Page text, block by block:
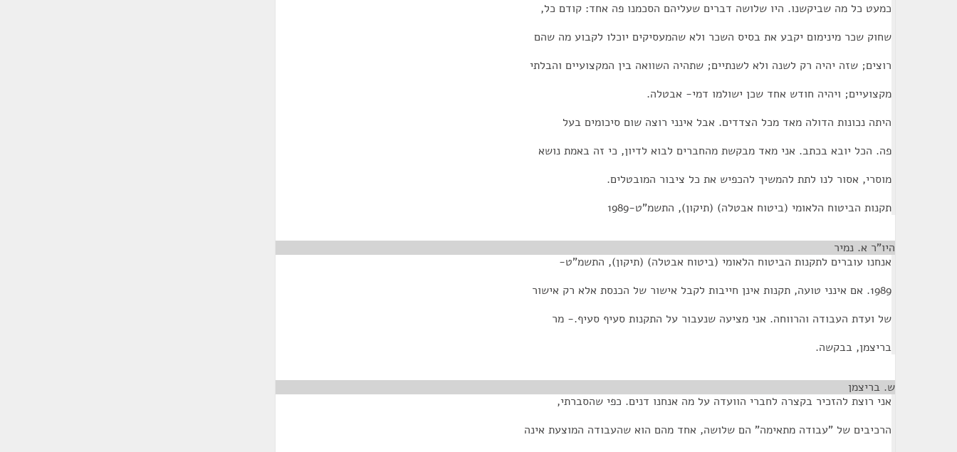
כמעט כל מה שביקשנו. היו שלושה דברים שעליהם הסכמנו פה אחד: קודם כל,
שחוק שכר מינימום יקבע את בסיס השכר ולא שהמעסיקים יוכלו לקבוע מה שהם
רוצים; שזה יהיה רק לשנה ולא לשנתיים; שתהיה השוואה בין המקצועיים והבלתי
מקצועיים; ויהיה חודש אחד שכן ישולמו דמי- אבטלה.
היתה נכונות הדולה מאד מכל הצדדים. אבל אינני רוצה שום סיכומים בעל
פה. הכל יובא בכתב. אני מאד מבקשת מהחברים לבוא לדיון, כי זה באמת נושא
מוסרי, אסור לנו לתת להמשיך להכפיש את כל ציבור המובטלים.
תקנות הביטוח הלאומי (ביטוח אבטלה) (תיקון), התשמ"ט-1989
היו"ר א. נמיר
אנחנו עוברים לתקנות הביטוח הלאומי (ביטוח אבטלה) (תיקון), התשמ"ט-
1989. אם אינני טועה, תקנות אינן חייבות לקבל אישור של הכנסת אלא רק אישור
של ועדת העבודה והרווחה. אני מציעה שנעבור על התקנות סעיף סעיף.- מר
בריצמן, בבקשה.
ש. בריצמן
אני רוצת להזכיר בקצרה לחברי הוועדה על מה אנחנו דנים. כפי שהסברתי,
הרכיבים של "עבודה מתאימה" הם שלושה, אחד מהם הוא שהעבודה המוצעת אינה